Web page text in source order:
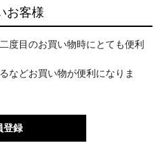
お客様
度目のお買い物時にとても便利
などお買い物が便利になりま
登録